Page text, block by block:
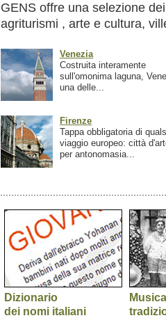
GENS offre una selezione
agriturismi , arte e cultura,
Venezia
Costruita interamente
sull'omonima laguna,
una delle...
Firenze
Tappa obbligatoria di
viaggio europeo: città
per antonomasia...
Dizionario
dei nomi italiani
Musica